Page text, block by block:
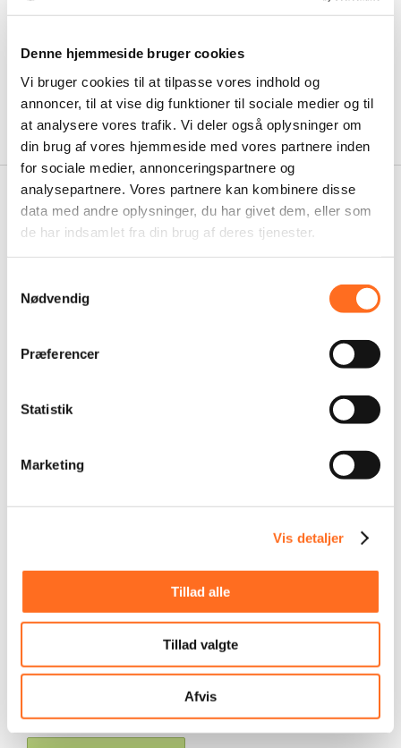
Denne hjemmeside bruger cookies
Vi bruger cookies til at tilpasse vores indhold og
annoncer, til at vise dig funktioner til sociale medier og til
at analysere vores trafik. Vi deler også oplysninger om
din brug af vores hjemmeside med vores partnere inden
for sociale medier, annonceringspartnere og
analysepartnere. Vores partnere kan kombinere disse
data med andre oplysninger, du har givet dem, eller som
de har indsamlet fra din brug af deres tjenester.
Nødvendig
Præferencer
Statistik
Marketing
Vis detaljer
Tillad alle
Tillad valgte
Afvis
Og meget mere …
Kontakt Os For En Dialog Og Et Uforpligtende
Vi går seriøst ind i alle projekterog glæder ostil at gå ind i